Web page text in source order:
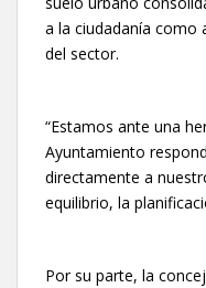
a la ciudadanía como
del sector.
“Estamos ante una
Ayuntamiento
directamente a
equilibrio, la
Por su parte, la